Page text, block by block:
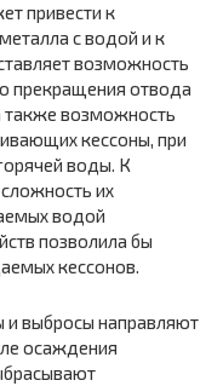
привести к
с водой и к
возможность
прекращения отвода
возможность
кессоны, при
воды. К
их
водой
позволила бы
кессонов.
и выбросы направляют
осаждения